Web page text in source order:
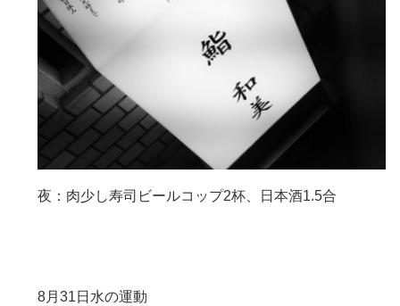
夜：肉少し寿司ビールコップ2杯、日本酒1.5合
8月31日水の運動